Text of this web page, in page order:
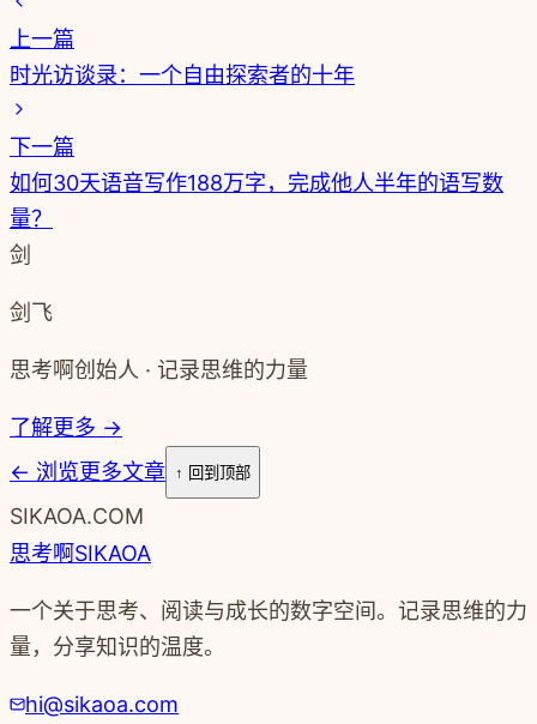
上一篇
时光访谈录：一个自由探索者的十年
下一篇
如何30天语音写作188万字，完成他人半年的语写数
量？
剑
剑飞
思考啊创始人 · 记录思维的力量
了解更多 →
← 浏览更多文章 ↑ 回到顶部
SIKAOA.COM
思考啊SIKAOA
一个关于思考、阅读与成长的数字空间。记录思维的力
量，分享知识的温度。
hi@sikaoa.com